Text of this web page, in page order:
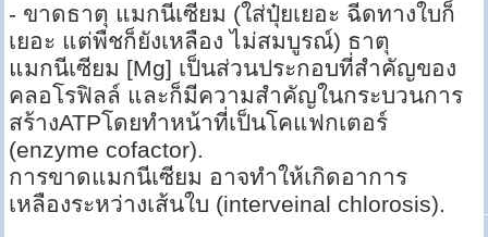
- ขาดธาตุ แมกนีเซียม (ใส่ปุ๋ยเยอะ ฉีดทางใบก็
เยอะ แต่พืชก็ยังเหลือง ไม่สมบูรณ์) ธาตุ
แมกนีเซียม [Mg] เป็นส่วนประกอบที่สำคัญของ
คลอโรฟิลล์ และก็มีความสำคัญในกระบวนการ
สร้างATPโดยทำหน้าที่เป็นโคแฟกเตอร์
(enzyme cofactor).
การขาดแมกนีเซียม อาจทำให้เกิดอาการ
เหลืองระหว่างเส้นใบ (interveinal chlorosis).